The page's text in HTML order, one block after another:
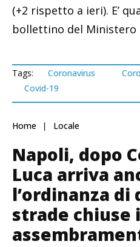
(+2 rispetto a ieri). E’
bollettino del Ministero
Tags: Coronavirus
Covid-19
Home Locale
Napoli, dopo
Luca arriva
l’ordinanza di
strade chiuse